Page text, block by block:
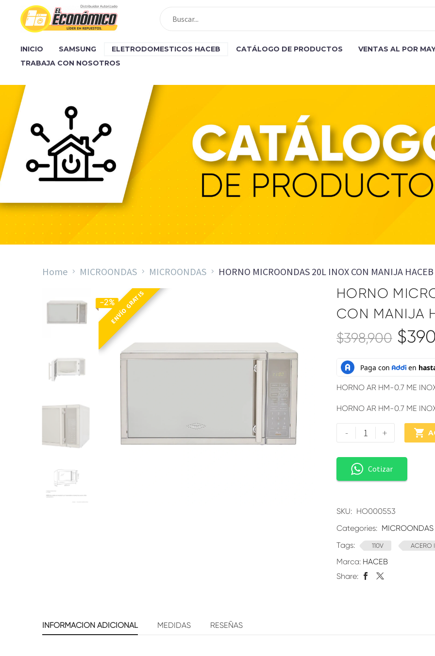
INICIO SAMSUNG ELETRODOMESTICOS HACEB CATÁLOGO DE PRODUCTOS VENTAS AL POR
TRABAJA CON NOSOTROS
HORNO AR HM-0.7 ME INOX
Home MICROONDAS MICROONDAS HORNO MICROONDAS 20L INOX CON MANIJA
ENVÍO GRATIS
-2%
HORNO
CON MANIJA
$398,900 $
HORNO AR HM-0.7 ME
HORNO AR HM-0.7 ME
- + 
Cotizar
SKU: HO000553
Categories: MICROONDAS
Tags:
110V ACERO
Marca: HACEB
Share:
INFORMACIÓN ADICIONAL MEDIDAS RESEÑAS